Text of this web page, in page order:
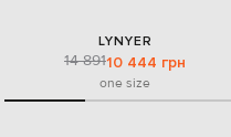
LYNYER
14 89110 444 грн
one size